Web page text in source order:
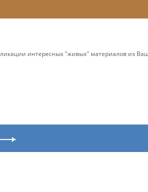
интересных "живых" материалов из